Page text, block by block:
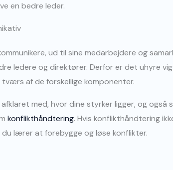
en bedre leder.
ud til sine medarbejdere og
ledere og direktører. Derfor er det uhyre
af de forskellige komponenter.
med, hvor dine styrker ligger, og også
konflikthåndtering. Hvis konflikthåndtering
lærer at forebygge og løse konflikter.